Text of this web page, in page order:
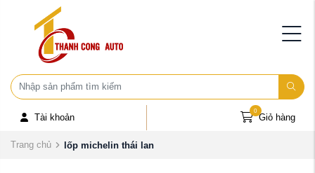
Tài khoản Giỏ hàng
0
Trang chủ lốp michelin thái lan